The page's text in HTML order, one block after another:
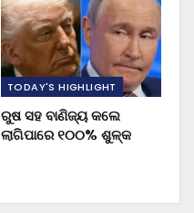
TODAY'S HIGHLIGHT
ରୁଷ ସହ ବାଣିଜ୍ୟ କଲେ
ଲାଗିପାରେ ୧୦୦% ଶୁଳ୍କ